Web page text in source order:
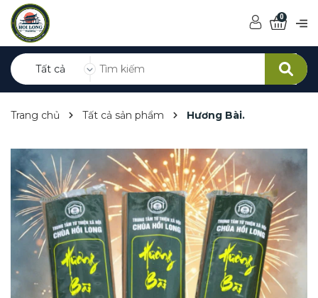
Tất cả
0
Trang chủ Tất cả sản phẩm Hương Bài.